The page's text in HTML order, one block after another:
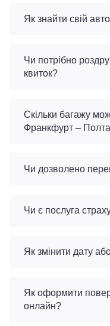
Як знайти свій
Чи потрібно
квиток?
Скільки багажу
Франкфурт –
Чи дозволено
Чи є послуга
Як змінити дату
Як оформити
онлайн?